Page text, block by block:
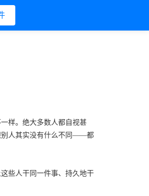
样。绝大多数人都自视甚
别人其实没有什么不同——都
些人干同一件事、持久地干